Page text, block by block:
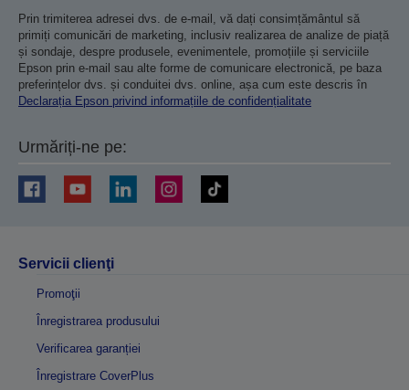
Prin trimiterea adresei dvs. de e-mail, vă dați consimțământul să
primiți comunicări de marketing, inclusiv realizarea de analize de piață
și sondaje, despre produsele, evenimentele, promoțiile și serviciile
Epson prin e-mail sau alte forme de comunicare electronică, pe baza
preferințelor dvs. și conduitei dvs. online, așa cum este descris în
Declarația Epson privind informațiile de confidențialitate
Urmăriți-ne pe:
Servicii clienţi
Promoţii
Înregistrarea produsului
Verificarea garanției
Înregistrare CoverPlus